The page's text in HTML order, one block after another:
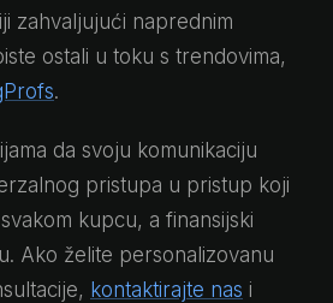
zahvaljujući naprednim
ostali u toku s trendovima,
.
da svoju komunikaciju
pristupa u pristup koji
kupcu, a finansijski
Ako želite personalizovanu
kontaktirajte nas i